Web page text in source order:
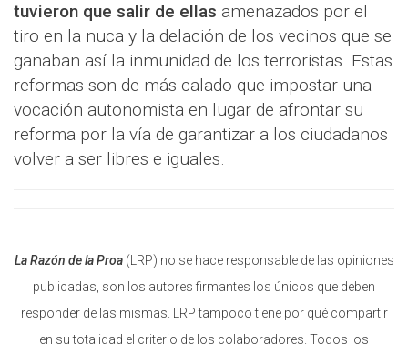
tuvieron que salir de ellas amenazados por el
tiro en la nuca y la delación de los vecinos que se
ganaban así la inmunidad de los terroristas. Estas
reformas son de más calado que impostar una
vocación autonomista en lugar de afrontar su
reforma por la vía de garantizar a los ciudadanos
volver a ser libres e iguales.
La Razón de la Proa(LRP) no se hace responsable de las opiniones
publicadas, son los autores firmantes los únicos que deben
responder de las mismas. LRP tampoco tiene por qué compartir
en su totalidad el criterio de los colaboradores. Todos los